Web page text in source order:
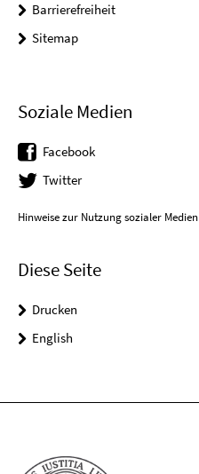
Barrierefreiheit
Sitemap
Soziale Medien
Facebook
Twitter
Hinweise zur Nutzung sozialer Medien
Diese Seite
Drucken
English